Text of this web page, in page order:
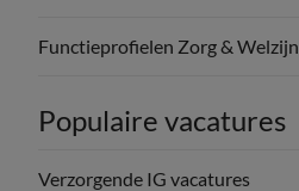
Functieprofielen Zorg & Welzijn
Populaire vacatures
Verzorgende IG vacatures